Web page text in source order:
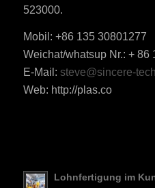
523000.
Mobil: +86 135 30801277
Weichat/whatsup Nr.: + 86
E-Mail: steve@sincere-
Web: http://plas.co
Lohnfertigung im
RO
ES_MX